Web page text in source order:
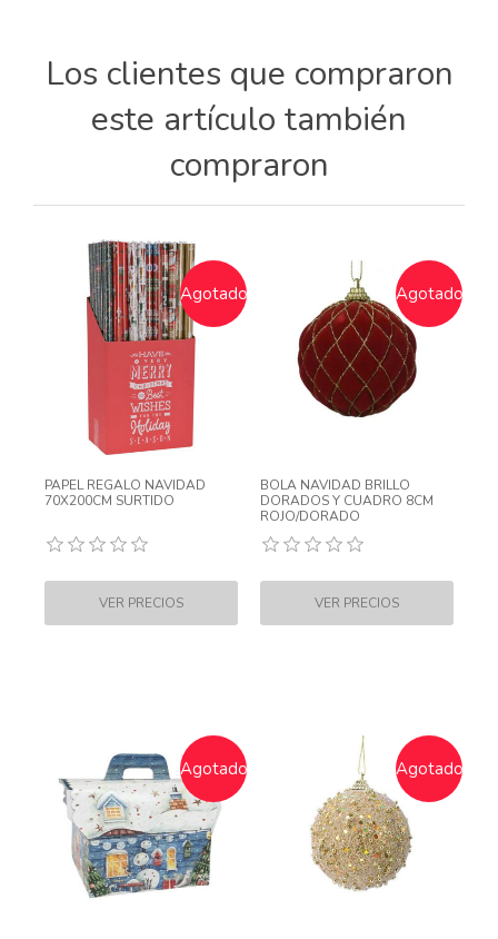
Los clientes que compraron
este artículo también
compraron
Agotado
PAPEL REGALO NAVIDAD
70X200CM SURTIDO
Agotado
BOLA NAVIDAD BRILLO
DORADOS Y CUADRO 8CM
ROJO/DORADO
Agotado Agotado